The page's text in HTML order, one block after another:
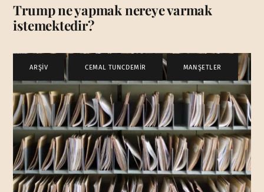
Trump ne yapmak nereye varmak
istemektedir?
ARŞİV CEMAL TUNCDEMİR , MANŞETLER